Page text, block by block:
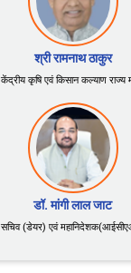
श्री रामनाथ ठाकुर
केंद्रीय कृषि एवं किसान कल्याण राज्य
डॉ. मांगी लाल जाट
सचिव (डेयर) एवं